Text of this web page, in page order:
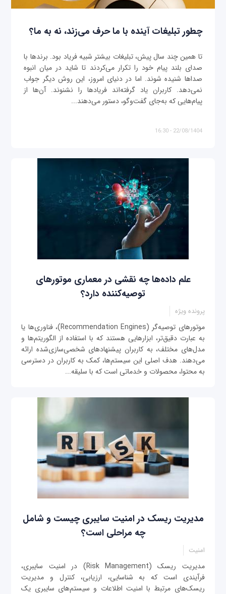
چطور تبلیغات آینده با ما حرف می‌زند، نه به ما؟
تا همین چند سال پیش، تبلیغات بیشتر شبیه فریاد بود. برندها با
صدای بلند پیام خود را تکرار می‌کردند تا شاید در میان انبوه
صداها شنیده شوند. اما در دنیای امروز، این روش دیگر جواب
نمی‌دهد. کاربران یاد گرفته‌اند فریادها را نشنوند. آن‌ها از
پیام‌هایی که به‌جای گفت‌وگو، دستور می‌دهند...
22/08/1404 - 16:30
علم داده‌ها چه نقشی در معماری موتورهای
توصیه‌کننده دارد؟
پرونده ویژه
موتورهای توصیه‌گر (Recommendation Engines)، فناوری‌ها یا
به عبارت دقیق‌تر، ابزارهایی هستند که با استفاده از الگوریتم‌ها و
مدل‌های مختلف، به کاربران پیشنهادهای شخصی‌سازی‌شده ارائه
می‌دهند. هدف اصلی این سیستم‌ها، کمک به کاربران در دسترسی
به محتوا، محصولات و خدماتی است که با سلیقه...
مدیریت ریسک در امنیت سایبری چیست و شامل
چه مراحلی است؟
امنیت
مدیریت ریسک (Risk Management) در امنیت سایبری،
فرآیندی است که به شناسایی، ارزیابی، کنترل و مدیریت
ریسک‌های مرتبط با امنیت اطلاعات و سیستم‌های سایبری یک